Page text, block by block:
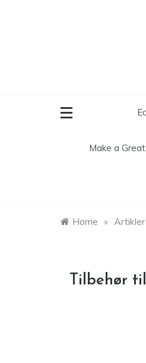
Make a
Home » Artikler
Tilbehør